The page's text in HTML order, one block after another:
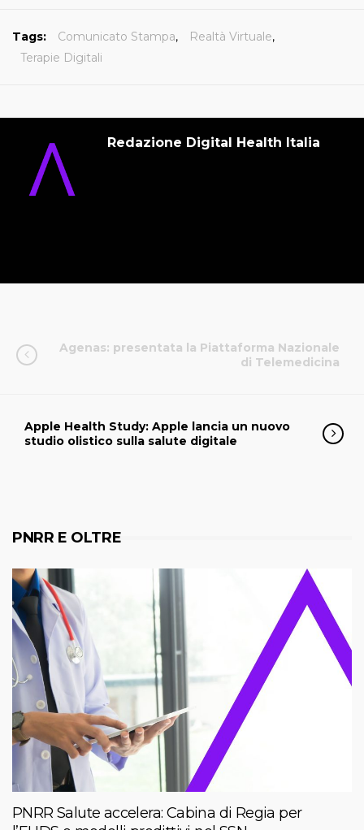
Tags: Comunicato Stampa, Realtà Virtuale,
Terapie Digitali
Redazione Digital Health Italia
Agenas: presentata la Piattaforma Nazionale
di Telemedicina
Apple Health Study: Apple lancia un nuovo
studio olistico sulla salute digitale
PNRR E OLTRE
PNRR Salute accelera: Cabina di Regia per